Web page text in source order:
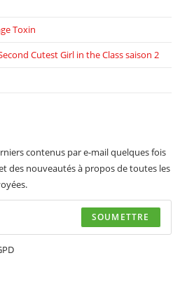
Toxin
Cutest Girl in the Class saison 2
contenus par e-mail quelques fois
des nouveautés à propos de toutes les
SOUMETTRE